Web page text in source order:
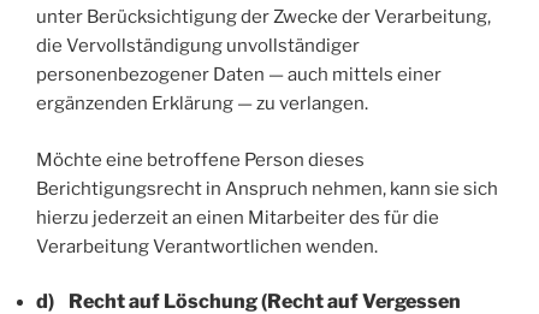
unter Berücksichtigung der Zwecke der Verarbeitung,
die Vervollständigung unvollständiger
personenbezogener Daten — auch mittels einer
ergänzenden Erklärung — zu verlangen.
Möchte eine betroffene Person dieses
Berichtigungsrecht in Anspruch nehmen, kann sie sich
hierzu jederzeit an einen Mitarbeiter des für die
Verarbeitung Verantwortlichen wenden.
d) Recht auf Löschung (Recht auf Vergessen